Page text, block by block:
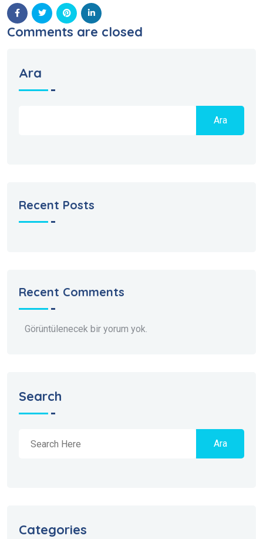
Comments are closed
Ara
Ara
Recent Posts
Recent Comments
Görüntülenecek bir yorum yok.
Search
Ara
Categories